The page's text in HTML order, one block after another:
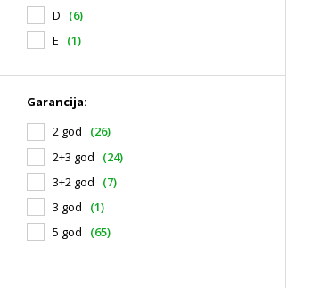
D
(6)
E
(1)
Garancija:
2 god
(26)
2+3 god
(24)
3+2 god
(7)
3 god
(1)
5 god
(65)